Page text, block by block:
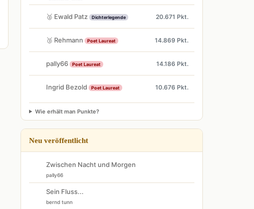
🥈 Ewald Patz Dichterlegende 20.671 Pkt.
🥉 Rehmann Poet Laureat 14.869 Pkt.
pally66 Poet Laureat 14.186 Pkt.
Ingrid Bezold Poet Laureat 10.676 Pkt.
Wie erhält man Punkte?
Neu veröffentlicht
Zwischen Nacht und Morgen
pally66
Sein Fluss...
bernd tunn